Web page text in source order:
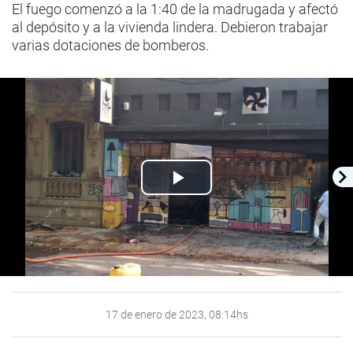
El fuego comenzó a la 1:40 de la madrugada y afectó
al depósito y a la vivienda lindera. Debieron trabajar
varias dotaciones de bomberos.
Play
Video
17 de enero de 2023, 08:14hs